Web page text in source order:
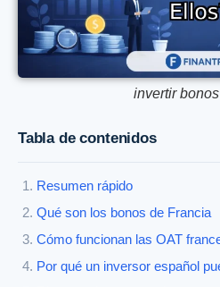
invertir
Tabla de contenidos
Resumen rápido
Qué son los bonos de Francia
Cómo funcionan las OAT
Por qué un inversor español